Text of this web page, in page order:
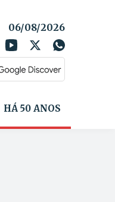
06/08/2026
HÁ 50 ANOS